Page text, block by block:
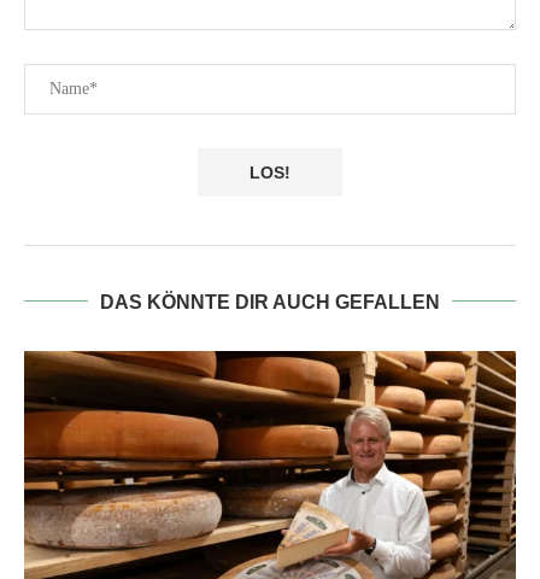
DAS KÖNNTE DIR AUCH GEFALLEN